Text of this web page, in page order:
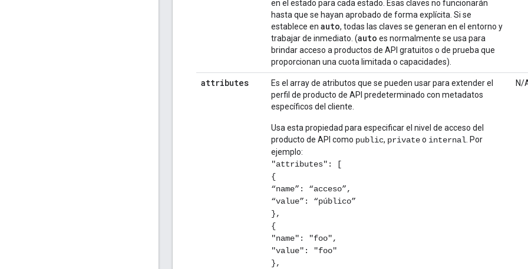
en el estado para cada estado. Esas claves no funcionarán
hasta que se hayan aprobado de forma explícita. Si se
establece en auto, todas las claves se generan en el entorno y
trabajar de inmediato. (auto es normalmente se usa para
brindar acceso a productos de API gratuitos o de prueba que
proporcionan una cuota limitada o capacidades).
attributes
Es el array de atributos que se pueden usar para extender el
perfil de producto de API predeterminado con metadatos
específicos del cliente.
Usa esta propiedad para especificar el nivel de acceso del
producto de API como public, privateo internal . Por
ejemplo:
"attributes": [
{
“name”: “acceso”,
“value”: “público”
},
{
"name": "foo",
"value": "foo"
},
N/